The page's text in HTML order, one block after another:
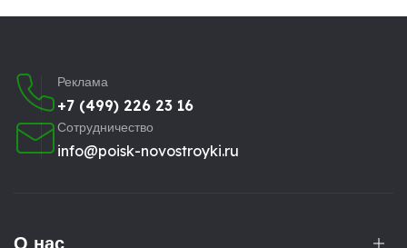
Реклама
+7 (499) 226 23 16
Сотрудничество
info@poisk-novostroyki.ru
О нас